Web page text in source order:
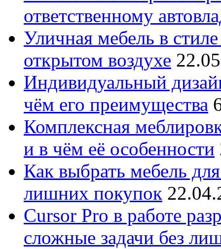
ответственному
Уличная мебель в
открытом воздухе
Индивидуальный
чём его преимущества
Комплексная
и в чём её особенности
Как выбрать мебель
лишних покупок
Cursor Pro в работе
сложные задачи без